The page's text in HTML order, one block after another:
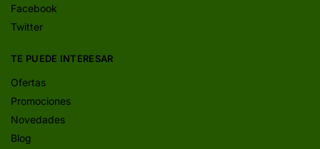
Facebook
Twitter
TE PUEDE INTERESAR
Ofertas
Promociones
Novedades
Blog